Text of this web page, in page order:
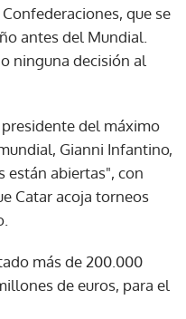
que se
antes del Mundial.
ninguna decisión al
presidente del máximo
Gianni Infantino,
están abiertas", con
Catar acoja torneos
más de 200.000
de euros, para el